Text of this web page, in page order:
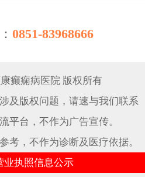
0851-83968666
癫痫病医院 版权所有
及版权问题，请速与我们联系
平台，不作为广告宣传。
考，不作为诊断及医疗依据。
业执照信息公示